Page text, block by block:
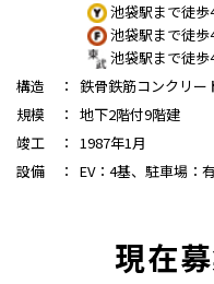
池袋駅まで徒歩
池袋駅まで徒歩
池袋駅まで徒歩
構造
： 鉄骨鉄筋コンクリー
規模
： 地下2階付9階建
竣工
： 1987年1月
設備
： EV：4基、駐車場：
現在